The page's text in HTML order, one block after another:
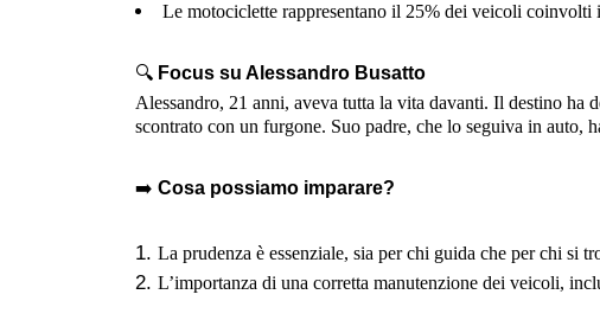
Le motociclette rappresentano il 25% dei veicoli coinvolti
🔍 Focus su Alessandro Busatto
Alessandro, 21 anni, aveva tutta la vita davanti. Il destino ha
scontrato con un furgone. Suo padre, che lo seguiva in auto,
➡️ Cosa possiamo imparare?
La prudenza è essenziale, sia per chi guida che per chi si
L’importanza di una corretta manutenzione dei veicoli,